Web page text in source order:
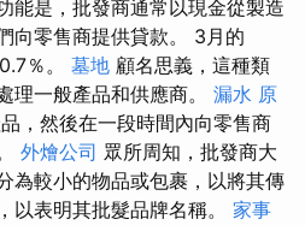
能是，批發商通常以現金從製造
向零售商提供貸款。 3月的
％。 墓地 顧名思義，這種類
理一般產品和供應商。 漏水 原
，然後在一段時間內向零售商
外燴公司 眾所周知，批發商大
為較小的物品或包裹，以將其傳
以表明其批髮品牌名稱。 家事